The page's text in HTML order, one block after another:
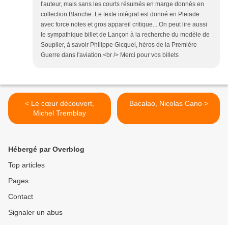
l'auteur, mais sans les courts résumés en marge donnés en
collection Blanche. Le texte intégral est donné en Pleiade
avec force notes et gros appareil critique... On peut lire aussi
le sympathique billet de Lançon à la recherche du modèle de
Souplier, à savoir Philippe Gicquel, héros de la Première
Guerre dans l'aviation.<br /> Merci pour vos billets
< Le cœur découvert,
Michel Tremblay
Bacalao, Nicolas Cano >
Hébergé par Overblog
Top articles
Pages
Contact
Signaler un abus